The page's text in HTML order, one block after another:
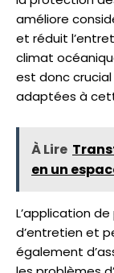
améliore
et réduit
climat
est donc
adaptées à
À Lire
en un
L’application
d’entretien et
également